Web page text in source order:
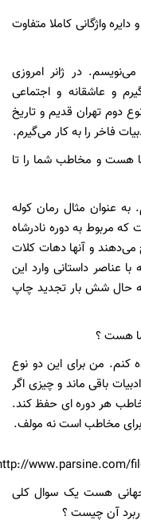
واژگانی کاملا متفاوت
در ژانر امروزی
و عاشقانه و اجتماعی
دوم تهران قدیم و تاریخ
فاخر را به کار می‌گیرم.
هست و مخاطب شما را تا
عنوان مثال رمان کوله
مربوط به دوره نادرشاه
می‌دهند و آنها دهات کلات
عناصر داستانی وارد این
حال شش بار تجدید چاپ
هست ؟
کنم. من برای این دو نوع
باقی ماند و چیزی اگر
هر دوره ای حفظ کند.
مخاطب است نه مولف.
هست یک سوال کلی
آن چیست ؟